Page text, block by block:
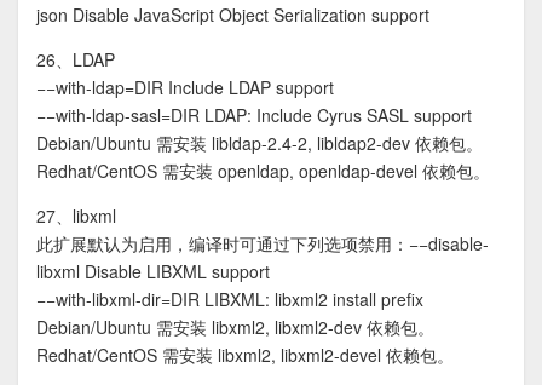
json Disable JavaScript Object Serialization support
26、LDAP
−−with-ldap=DIR Include LDAP support
−−with-ldap-sasl=DIR LDAP: Include Cyrus SASL support
Debian/Ubuntu 需安装 libldap-2.4-2, libldap2-dev 依赖包。
Redhat/CentOS 需安装 openldap, openldap-devel 依赖包。
27、libxml
此扩展默认为启用，编译时可通过下列选项禁用：−−disable-
libxml Disable LIBXML support
−−with-libxml-dir=DIR LIBXML: libxml2 install prefix
Debian/Ubuntu 需安装 libxml2, libxml2-dev 依赖包。
Redhat/CentOS 需安装 libxml2, libxml2-devel 依赖包。